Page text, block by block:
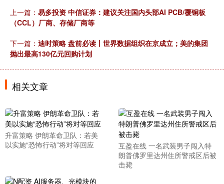
上一篇： 易多投资 中信证券：建议关注国内头部AI PCB/覆铜板
（CCL）厂商、存储厂商等
下一篇： 迪时策略 盘前必读丨世界数据组织在京成立；美的集团
抛出最高130亿元回购计划
相关文章
升富策略 伊朗革命卫队：若美
以实施“恐怖行动”将对等回应
互盈在线 一名武装男子闯入特
朗普佛罗里达州住所警戒区后被
击毙